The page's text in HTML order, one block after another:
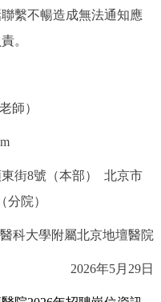
繫不暢造成無法通知應
。
師）
街8號（本部） 北京市
院）
科大學附屬北京地壇醫院
2026年5月29日